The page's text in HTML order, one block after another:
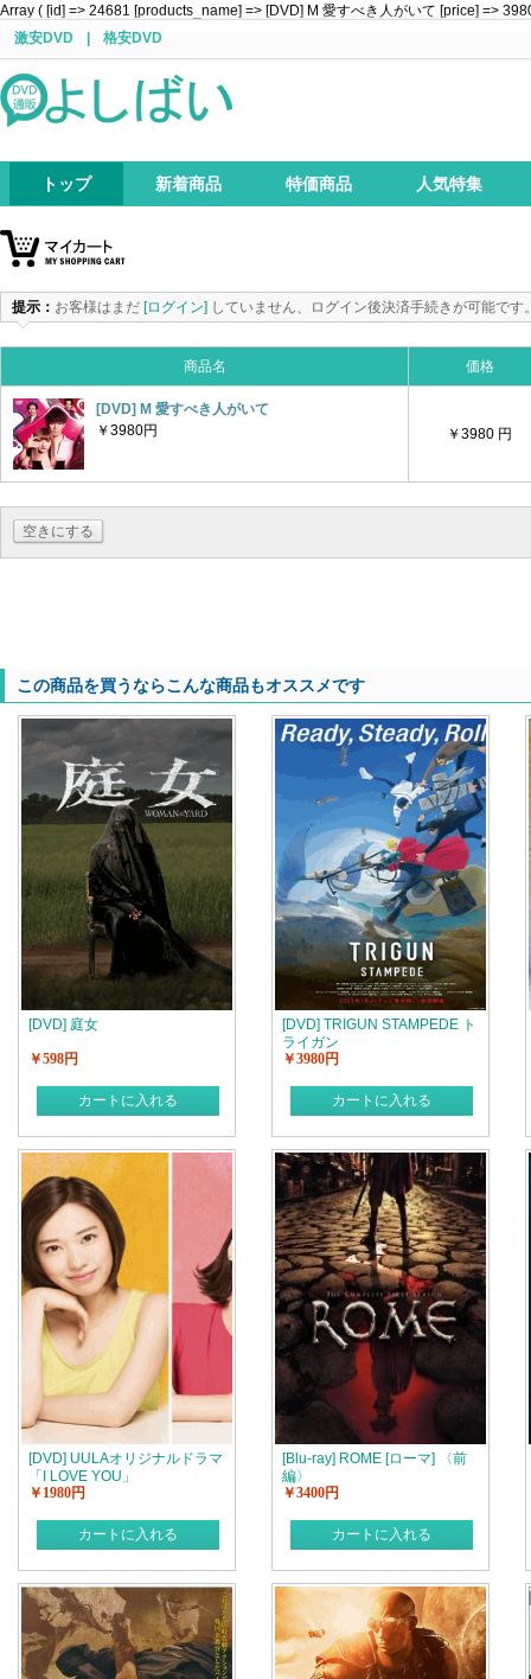
Array ( [id] => 24681 [products_name] => [DVD] M 愛すべき人がいて [price] =>
激安DVD
格安DVD
トップ 新着商品 特価商品 人気特集
提示： お客様はまだ [ログイン] していません、ログイン後決済手続きが可能です
商品名 価格
[DVD] M 愛すべき人がいて
￥3980円
￥3980 円
空きにする
この商品を買うならこんな商品もオススメです
[DVD] 庭女
￥598円
カートに入れる
[DVD] TRIGUN STAMPEDE ト
ライガン
￥3980円
カートに入れる
[DVD] UULAオリジナルドラマ
「I LOVE YOU」
￥1980円
カートに入れる
[Blu-ray] ROME [ローマ] 〈前
編〉
￥3400円
カートに入れる